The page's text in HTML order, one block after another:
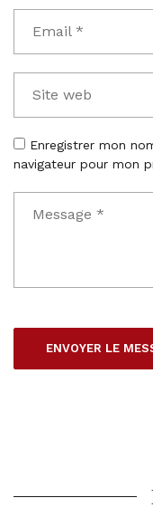
Enregistrer mon
navigateur pour mon